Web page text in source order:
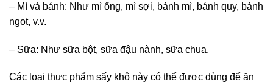
– Mì và bánh: Như mì ống, mì sợi, bánh mì, bánh quy, bánh
ngọt, v.v.
– Sữa: Như sữa bột, sữa đậu nành, sữa chua.
Các loại thực phẩm sấy khô này có thể được dùng để ăn